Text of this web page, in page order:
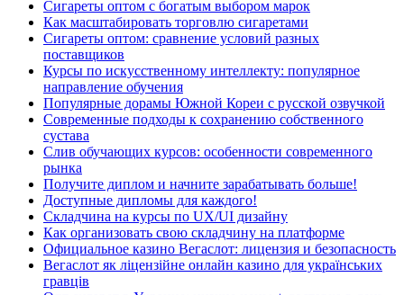
Сигареты оптом с богатым выбором марок
Как масштабировать торговлю сигаретами
Сигареты оптом: сравнение условий разных
поставщиков
Курсы по искусственному интеллекту: популярное
направление обучения
Популярные дорамы Южной Кореи с русской озвучкой
Современные подходы к сохранению собственного
сустава
Слив обучающих курсов: особенности современного
рынка
Получите диплом и начните зарабатывать больше!
Доступные дипломы для каждого!
Складчина на курсы по UX/UI дизайну
Как организовать свою складчину на платформе
Официальное казино Вегаслот: лицензия и безопасность
Вегаслот як ліцензійне онлайн казино для українських
гравців